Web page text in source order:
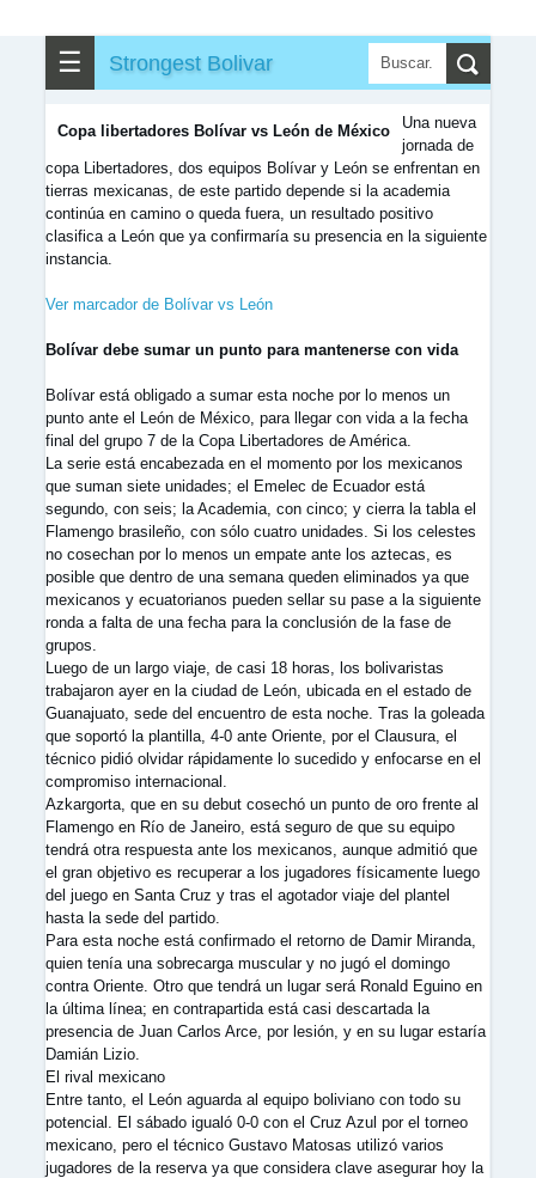
☰ Strongest Bolivar
Copa libertadores Bolívar vs León de México
Una nueva
jornada de
copa Libertadores, dos equipos Bolívar y León se enfrentan en
tierras mexicanas, de este partido depende si la academia
continúa en camino o queda fuera, un resultado positivo
clasifica a León que ya confirmaría su presencia en la siguiente
instancia.
Ver marcador de Bolívar vs León
Bolívar debe sumar un punto para mantenerse con vida
Bolívar está obligado a sumar esta noche por lo menos un
punto ante el León de México, para llegar con vida a la fecha
final del grupo 7 de la Copa Libertadores de América.
La serie está encabezada en el momento por los mexicanos
que suman siete unidades; el Emelec de Ecuador está
segundo, con seis; la Academia, con cinco; y cierra la tabla el
Flamengo brasileño, con sólo cuatro unidades. Si los celestes
no cosechan por lo menos un empate ante los aztecas, es
posible que dentro de una semana queden eliminados ya que
mexicanos y ecuatorianos pueden sellar su pase a la siguiente
ronda a falta de una fecha para la conclusión de la fase de
grupos.
Luego de un largo viaje, de casi 18 horas, los bolivaristas
trabajaron ayer en la ciudad de León, ubicada en el estado de
Guanajuato, sede del encuentro de esta noche. Tras la goleada
que soportó la plantilla, 4-0 ante Oriente, por el Clausura, el
técnico pidió olvidar rápidamente lo sucedido y enfocarse en el
compromiso internacional.
Azkargorta, que en su debut cosechó un punto de oro frente al
Flamengo en Río de Janeiro, está seguro de que su equipo
tendrá otra respuesta ante los mexicanos, aunque admitió que
el gran objetivo es recuperar a los jugadores físicamente luego
del juego en Santa Cruz y tras el agotador viaje del plantel
hasta la sede del partido.
Para esta noche está confirmado el retorno de Damir Miranda,
quien tenía una sobrecarga muscular y no jugó el domingo
contra Oriente. Otro que tendrá un lugar será Ronald Eguino en
la última línea; en contrapartida está casi descartada la
presencia de Juan Carlos Arce, por lesión, y en su lugar estaría
Damián Lizio.
El rival mexicano
Entre tanto, el León aguarda al equipo boliviano con todo su
potencial. El sábado igualó 0-0 con el Cruz Azul por el torneo
mexicano, pero el técnico Gustavo Matosas utilizó varios
jugadores de la reserva ya que considera clave asegurar hoy la